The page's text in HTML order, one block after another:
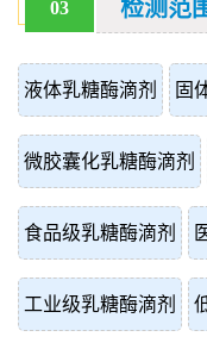
03 检测范
液体乳糖酶滴剂 固
微胶囊化乳糖酶滴剂
食品级乳糖酶滴剂
工业级乳糖酶滴剂